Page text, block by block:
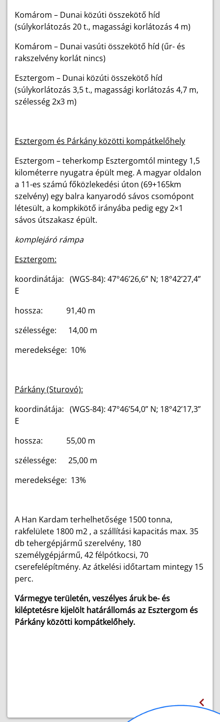
Komárom – Dunai közúti összekötő híd
(súlykorlátozás 20 t., magassági korlátozás 4 m)
Komárom – Dunai vasúti összekötő híd (űr- és
rakszelvény korlát nincs)
Esztergom – Dunai közúti összekötő híd
(súlykorlátozás 3,5 t., magassági korlátozás 4,7 m,
szélesség 2x3 m)
Esztergom és Párkány közötti kompátkelőhely
Esztergom – teherkomp Esztergomtól mintegy 1,5
kilométerre nyugatra épült meg. A magyar oldalon
a 11-es számú főközlekedési úton (69+165km
szelvény) egy balra kanyarodó sávos csomópont
létesült, a kompkikötő irányába pedig egy 2×1
sávos útszakasz épült.
komplejáró rámpa
Esztergom:
koordinátája: (WGS-84): 47°46’26,6” N; 18°42’27,4”
E
hossza: 91,40 m
szélessége: 14,00 m
meredeksége: 10%
Párkány (Sturovó):
koordinátája: (WGS-84): 47°46’54,0” N; 18°42’17,3”
E
hossza: 55,00 m
szélessége: 25,00 m
meredeksége: 13%
A Han Kardam terhelhetősége 1500 tonna,
rakfelülete 1800 m2 , a szállítási kapacitás max. 35
db tehergépjármű szerelvény, 180
személygépjármű, 42 félpótkocsi, 70
cserefelépítmény. Az átkelési időtartam mintegy 15
perc.
Vármegye területén, veszélyes áruk be- és
kiléptetésre kijelölt határállomás az Esztergom és
Párkány közötti kompátkelőhely.